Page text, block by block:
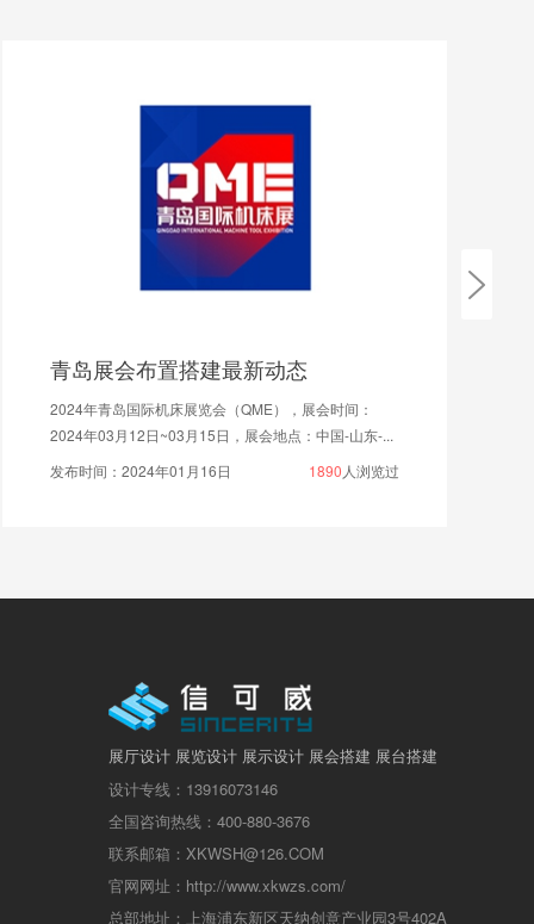
青岛展会布置搭建最新动态
2024年青岛国际机床展览会（QME），展会时间：
2024年03月12日~03月15日，展会地点：中国-山东-...
发布时间：2024年01月16日
1890 人浏览过
展厅设计 展览设计 展示设计 展会搭建 展台搭建
设计专线：13916073146
全国咨询热线：400-880-3676
联系邮箱：XKWSH@126.COM
官网网址：http://www.xkwzs.com/
总部地址：上海浦东新区天纳创意产业园3号402A